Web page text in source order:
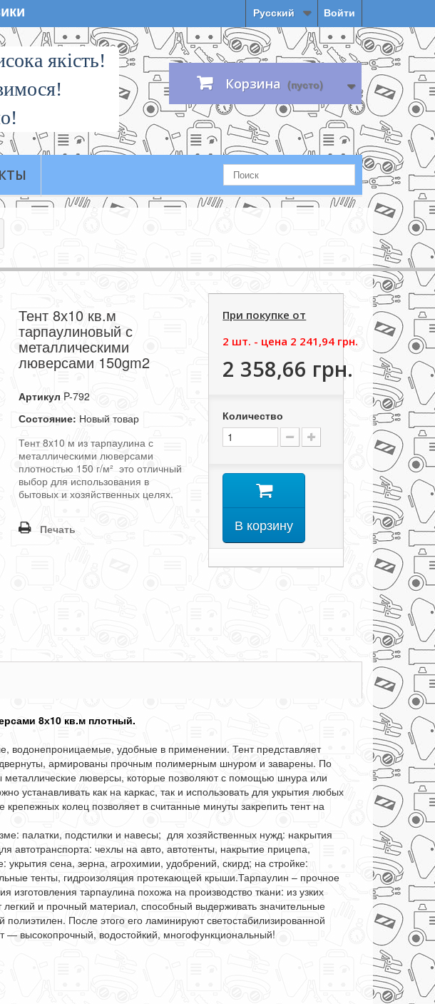
Войти
Русский
якiсть!
Корзина (пусто)
Тент 8х10 кв.м
тарпаулиновый с
металлическими
люверсами 150gm2
Артикул P-792
Состояние: Новый товар
Тент 8x10 м из тарпаулина с
металлическими люверсами
плотностью 150 г/м² это отличный
выбор для использования в
бытовых и хозяйственных целях.
Печать
При покупке от
2 шт. - цена 2 241,94 грн.
2 358,66 грн.
Количество
В корзину
8х10 кв.м плотный.
водонепроницаемые, удобные в применении. Тент представляет
армированы прочным полимерным шнуром и заварены. По
металлические люверсы, которые позволяют с помощью шнура или
устанавливать как на каркас, так и использовать для укрытия любых
колец позволяет в считанные минуты закрепить тент на
палатки, подстилки и навесы; для хозяйственных нужд: накрытия
автотранспорта: чехлы на авто, автотенты, накрытие прицепа,
укрытия сена, зерна, агрохимии, удобрений, скирд; на стройке:
тенты, гидроизоляция протекающей крыши.Тарпаулин – прочное
изготовления тарпаулина похожа на производство ткани: из узких
и прочный материал, способный выдерживать значительные
После этого его ламинируют светостабилизированной
― высокопрочный, водостойкий, многофункциональный!